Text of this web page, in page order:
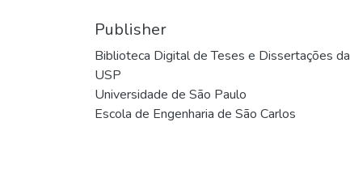
Publisher
Biblioteca Digital de Teses e Dissertações da
USP
Universidade de São Paulo
Escola de Engenharia de São Carlos